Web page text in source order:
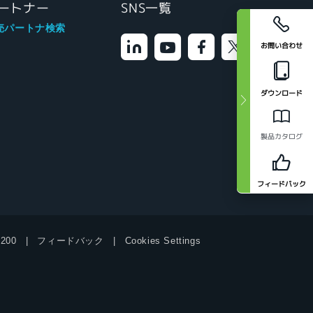
お問い合わせ
ダウンロード
製品カタログ
フィードバック
トナー
パートナ検索
SNS一覧
フィードバック Cookies Settings